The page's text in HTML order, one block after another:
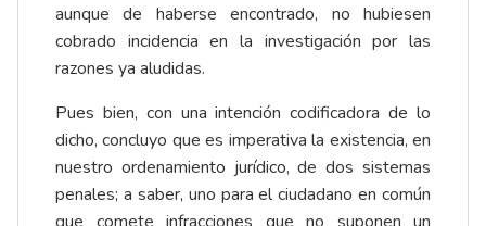
aunque de haberse encontrado, no hubiesen
cobrado incidencia en la investigación por las
razones ya aludidas.
Pues bien, con una intención codificadora de lo
dicho, concluyo que es imperativa la existencia, en
nuestro ordenamiento jurídico, de dos sistemas
penales; a saber, uno para el ciudadano en común